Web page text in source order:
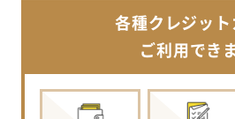
各種クレジット
ご利用でき